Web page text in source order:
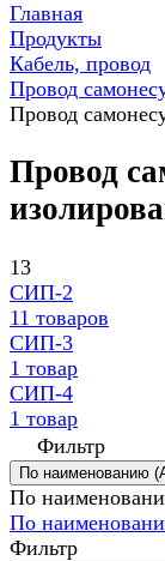
Главная
Продукты
Кабель, провод
Провод
Провод
Провод
13
СИП-2
11 товаров
СИП-3
1 товар
СИП-4
1 товар
Фильтр
По наименованию
По
По
Фильтр